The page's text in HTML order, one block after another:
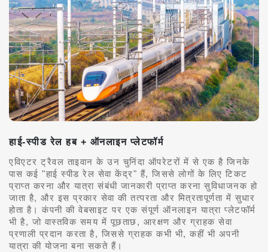
हाई-स्पीड रेल हब + ऑनलाइन प्लेटफॉर्म
एविएटर ट्रैवल ताइवान के उन चुनिंदा ऑपरेटरों में से एक है जिनके
पास कई "हाई स्पीड रेल सेवा केंद्र" हैं, जिससे लोगों के लिए टिकट
प्राप्त करना और यात्रा संबंधी जानकारी प्राप्त करना सुविधाजनक हो
जाता है, और इस प्रकार सेवा की तत्परता और मित्रतापूर्णता में सुधार
होता है। कंपनी की वेबसाइट पर एक संपूर्ण ऑनलाइन यात्रा प्लेटफॉर्म
भी है, जो वास्तविक समय में पूछताछ, आरक्षण और ग्राहक सेवा
प्रणाली प्रदान करता है, जिससे ग्राहक कभी भी, कहीं भी अपनी
यात्रा की योजना बना सकते हैं।